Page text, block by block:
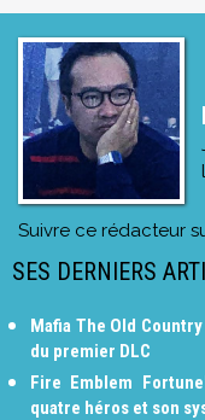
Suivre ce rédacteur
SES DERNIERS
Mafia The Old
du premier DLC
Fire Emblem
quatre héros et son